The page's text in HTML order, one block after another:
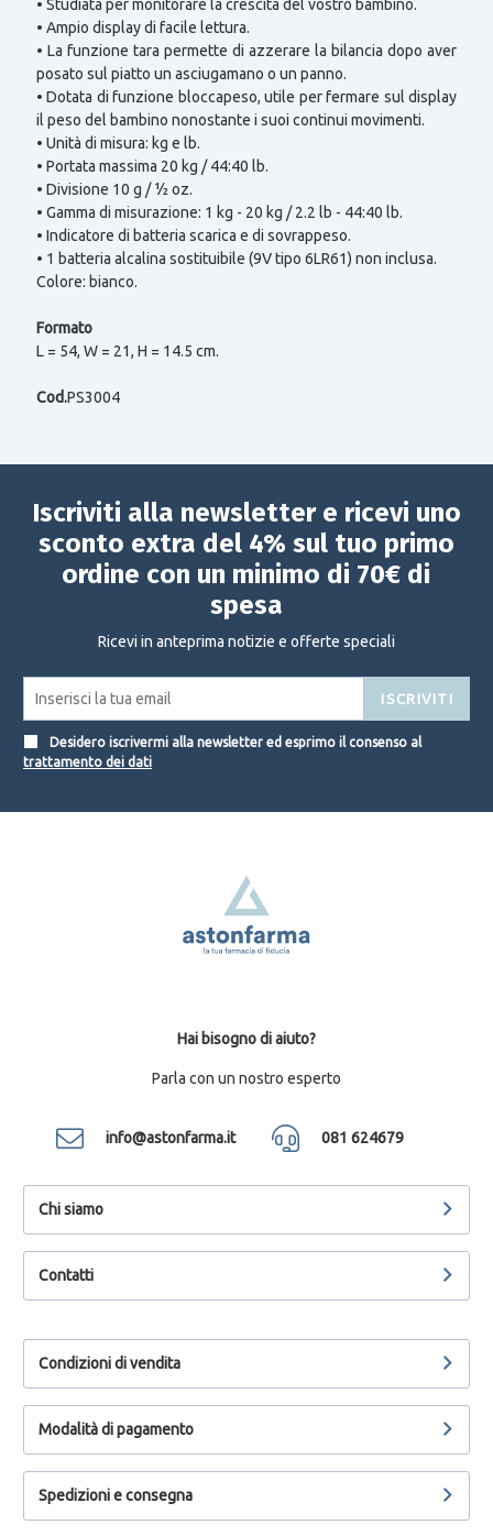
• Studiata per monitorare la crescita del vostro bambino.
• Ampio display di facile lettura.
• La funzione tara permette di azzerare la bilancia dopo aver
posato sul piatto un asciugamano o un panno.
• Dotata di funzione bloccapeso, utile per fermare sul display
il peso del bambino nonostante i suoi continui movimenti.
• Unità di misura: kg e lb.
• Portata massima 20 kg / 44:40 lb.
• Divisione 10 g / ½ oz.
• Gamma di misurazione: 1 kg - 20 kg / 2.2 lb - 44:40 lb.
• Indicatore di batteria scarica e di sovrappeso.
• 1 batteria alcalina sostituibile (9V tipo 6LR61) non inclusa.
Colore: bianco.
Formato
L = 54, W = 21, H = 14.5 cm.
Cod.PS3004
Iscriviti alla newsletter e ricevi uno
sconto extra del 4% sul tuo primo
ordine con un minimo di 70€ di
spesa
Ricevi in anteprima notizie e offerte speciali
ISCRIVITI
Desidero iscrivermi alla newsletter ed esprimo il consenso al
trattamento dei dati
Hai bisogno di aiuto?
Parla con un nostro esperto
info@astonfarma.it 081 624679
Chi siamo
Contatti
Condizioni di vendita
Modalità di pagamento
Spedizioni e consegna